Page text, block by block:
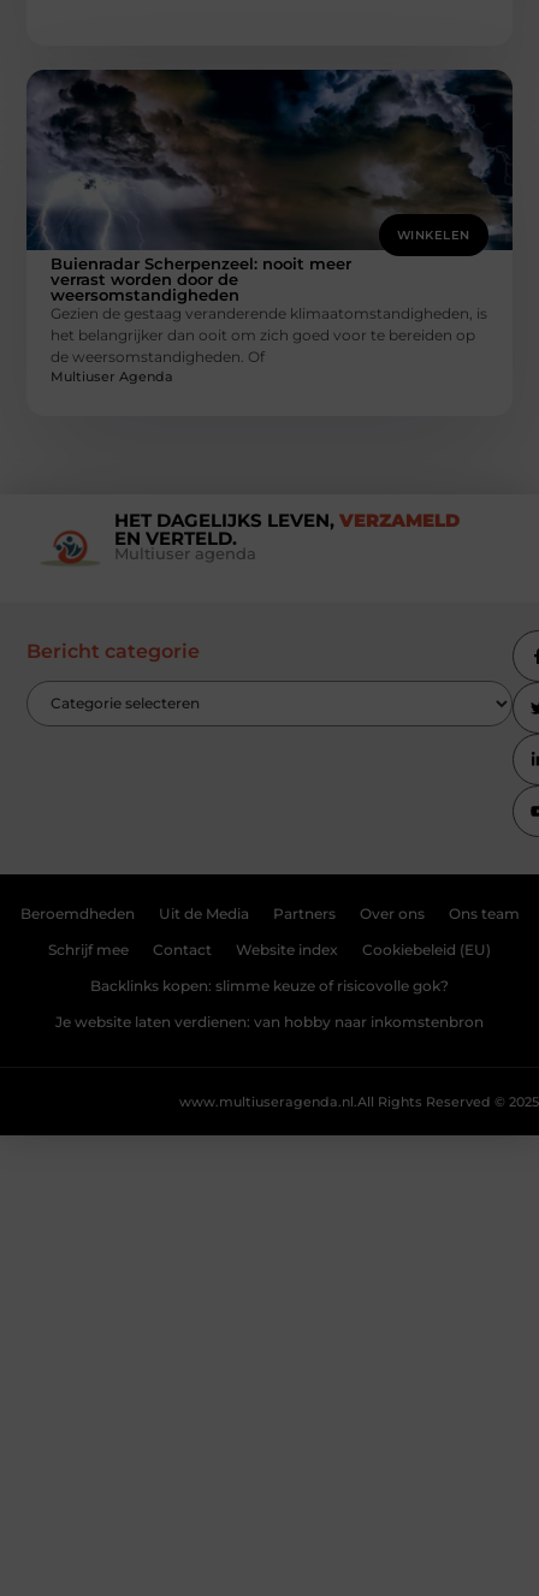
WINKELEN
Buienradar Scherpenzeel: nooit meer
verrast worden door de
weersomstandigheden
Gezien de gestaag veranderende klimaatomstandigheden, is
het belangrijker dan ooit om zich goed voor te bereiden op
de weersomstandigheden. Of
Multiuser Agenda
HET DAGELIJKS LEVEN, VERZAMELD
EN VERTELD.
Multiuser agenda
Bericht categorie
Beroemdheden Uit de Media Partners Over ons Ons team
Schrijf mee Contact Website index Cookiebeleid (EU)
Backlinks kopen: slimme keuze of risicovolle gok?
Je website laten verdienen: van hobby naar inkomstenbron
All Rights Reserved © 2025
www.multiuseragenda.nl.